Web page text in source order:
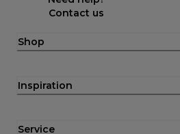
Contact us
Shop
Inspiration
Service